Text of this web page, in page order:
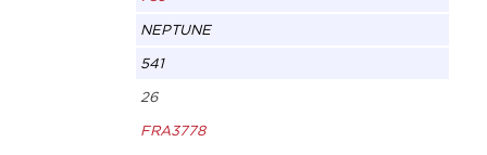
NEPTUNE
541
26
FRA3778